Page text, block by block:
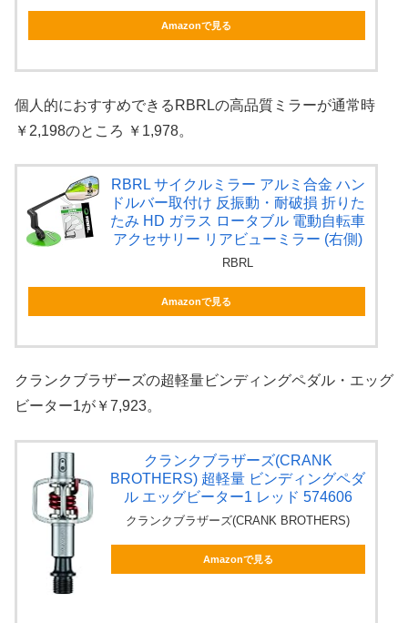
Amazonで見る
個人的におすすめできるRBRLの高品質ミラーが通常時
￥2,198のところ ￥1,978。
RBRL サイクルミラー アルミ合金 ハン
ドルバー取付け 反振動・耐破損 折りた
たみ HD ガラス ロータブル 電動自転車
アクセサリー リアビューミラー (右側)
RBRL
Amazonで見る
クランクブラザーズの超軽量ビンディングペダル・エッグ
ビーター1が￥7,923。
クランクブラザーズ(CRANK
BROTHERS) 超軽量 ビンディングペダ
ル エッグビーター1 レッド 574606
クランクブラザーズ(CRANK BROTHERS)
Amazonで見る